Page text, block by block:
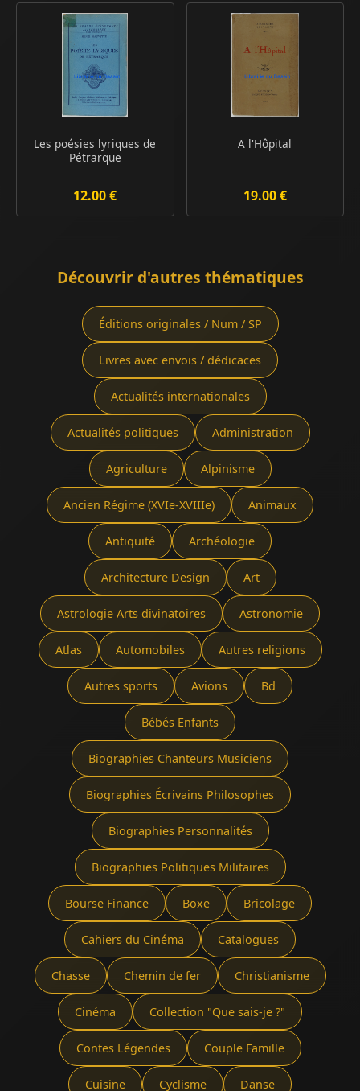
Les poésies lyriques de
Pétrarque
12.00 €
A l'Hôpital
19.00 €
Découvrir d'autres thématiques
Éditions originales / Num / SP
Livres avec envois / dédicaces
Actualités internationales
Actualités politiques Administration
Agriculture Alpinisme
Ancien Régime (XVIe-XVIIIe) Animaux
Antiquité Archéologie
Architecture Design Art
Astrologie Arts divinatoires Astronomie
Atlas Automobiles Autres religions
Autres sports Avions Bd
Bébés Enfants
Biographies Chanteurs Musiciens
Biographies Écrivains Philosophes
Biographies Personnalités
Biographies Politiques Militaires
Bourse Finance Boxe Bricolage
Cahiers du Cinéma Catalogues
Chasse Chemin de fer Christianisme
Cinéma Collection "Que sais-je ?"
Contes Légendes Couple Famille
Cuisine Cyclisme Danse